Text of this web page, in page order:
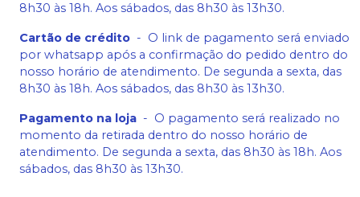
8h30 às 18h. Aos sábados, das 8h30 às 13h30.
Cartão de crédito - O link de pagamento será enviado
por whatsapp após a confirmação do pedido dentro do
nosso horário de atendimento. De segunda a sexta, das
8h30 às 18h. Aos sábados, das 8h30 às 13h30.
Pagamento na loja - O pagamento será realizado no
momento da retirada dentro do nosso horário de
atendimento. De segunda a sexta, das 8h30 às 18h. Aos
sábados, das 8h30 às 13h30.